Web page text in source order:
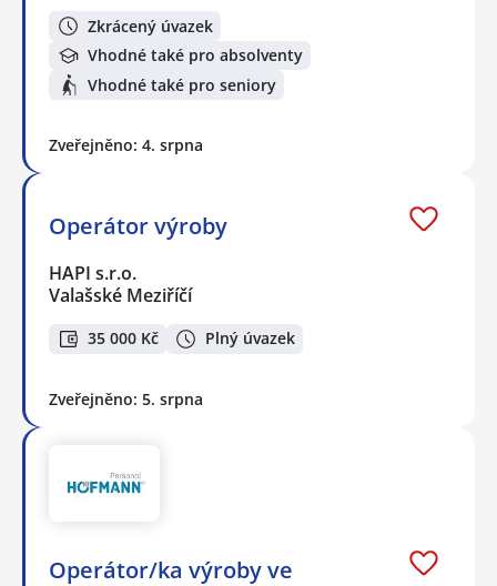
Zkrácený úvazek
Vhodné také pro absolventy
Vhodné také pro seniory
Zveřejněno: 4. srpna
Operátor výroby
HAPI s.r.o.
Valašské Meziříčí
35 000 Kč Plný úvazek
Zveřejněno: 5. srpna
Operátor/ka výroby ve